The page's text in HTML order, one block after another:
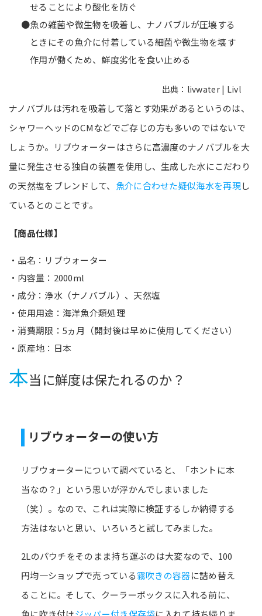
せることにより酸化を防ぐ
●魚の雑菌や微生物を吸着し、ナノバブルが圧壊する
ときにその魚介に付着している細菌や微生物を壊す
作用が働くため、鮮度劣化を食い止める
出典：livwater | Livl
ナノバブルは汚れを吸着して落とす効果があるというのは、
シャワーヘッドのCMなどでご存じの方も多いのではないで
しょうか。リブウォーターはさらに高濃度のナノバブルを大
量に発生させる独自の装置を使用し、生成した水にこだわり
の天然塩をブレンドして、 魚介に合わせた疑似海水を再現し
ているとのことです。
【商品仕様】
・品名：リブウォーター
・内容量：2000ml
・成分：浄水（ナノバブル）、天然塩
・使用用途：海洋魚介類処理
・消費期限：5ヵ月（開封後は早めに使用してください）
・原産地：日本
本当に鮮度は保たれるのか？
リブウォーターの使い方
リブウォーターについて調べていると、「ホントに本
当なの？」という思いが浮かんでしまいました
（笑）。なので、これは実際に検証するしか納得する
方法はないと思い、いろいろと試してみました。
2Lのパウチをそのまま持ち運ぶのは大変なので、100
円均一ショップで売っている霧吹きの容器に詰め替え
ることに。そして、クーラーボックスに入れる前に、